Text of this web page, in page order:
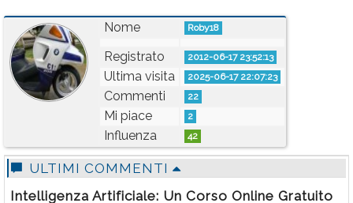
Politica
Sport
Eventi
Rubriche
Calendario
Nome Roby18
Registrato 2012-06-17 23:52:13
Ultima visita 2025-06-17 22:07:23
Commenti 22
Mi piace 2
Influenza 42
ULTIMI COMMENTI
Intelligenza Artificiale: Un Corso Online Gratuito